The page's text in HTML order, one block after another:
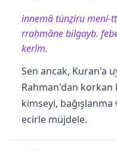
innemâ tünẕiru meni-
rraḥmâne bilgayb.
kerîm.
Sen ancak, Kuran'a
Rahman'dan korkan
kimseyi,
ecirle müjdele.